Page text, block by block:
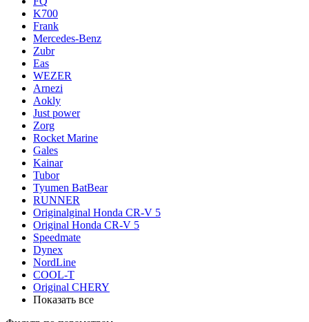
K700
Frank
Mercedes-Benz
Zubr
Eas
WEZER
Arnezi
Aokly
Just power
Zorg
Rocket Marine
Gales
Kainar
Tubor
Tyumen BatBear
RUNNER
Originalginal Honda CR-V 5
Original Honda CR-V 5
Speedmate
Dynex
NordLine
COOL-T
Original СHERY
Показать все